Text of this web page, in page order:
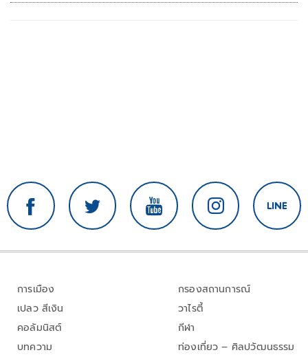
การเมือง
เปลว สีเงิน
คอลัมนิสต์
บทความ
กรองสถานการณ์
วาไรตี้
กีฬา
ท่องเที่ยว – ศิลปวัฒนธรรม